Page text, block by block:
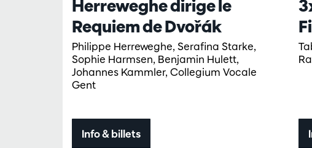
Herreweghe dirige le
Requiem de Dvořák
Philippe Herreweghe, Serafina Starke,
Sophie Harmsen, Benjamin Hulett,
Johannes Kammler, Collegium Vocale
Gent
Info & billets